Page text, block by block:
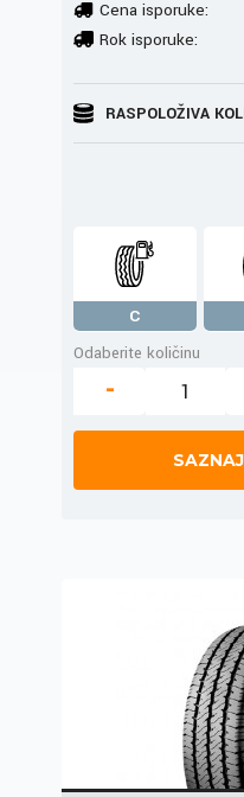
Cena isporuke:
Rok isporuke:
RASPOLOŽIVA
C
Odaberite količinu
-